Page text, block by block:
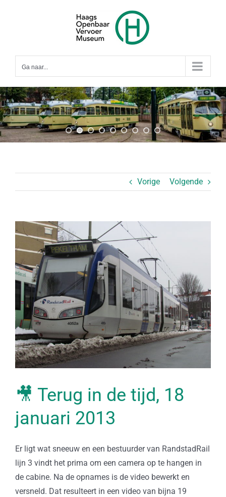
Ga naar...
Vorige Volgende
Bekijk
grotere
afbeelding
🎥 Terug in de tijd, 18
januari 2013
Er ligt wat sneeuw en een bestuurder van RandstadRail
lijn 3 vindt het prima om een camera op te hangen in
de cabine. Na de opnames is de video bewerkt en
versneld. Dat resulteert in een video van bijna 19